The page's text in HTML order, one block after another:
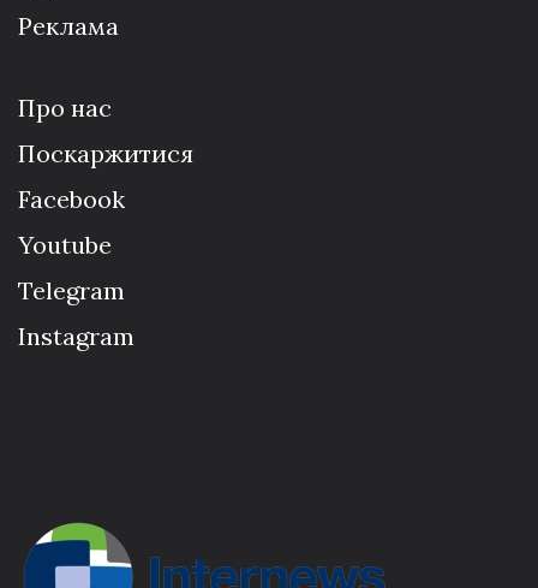
Реклама
Про нас
Поскаржитися
Facebook
Youtube
Telegram
Instagram